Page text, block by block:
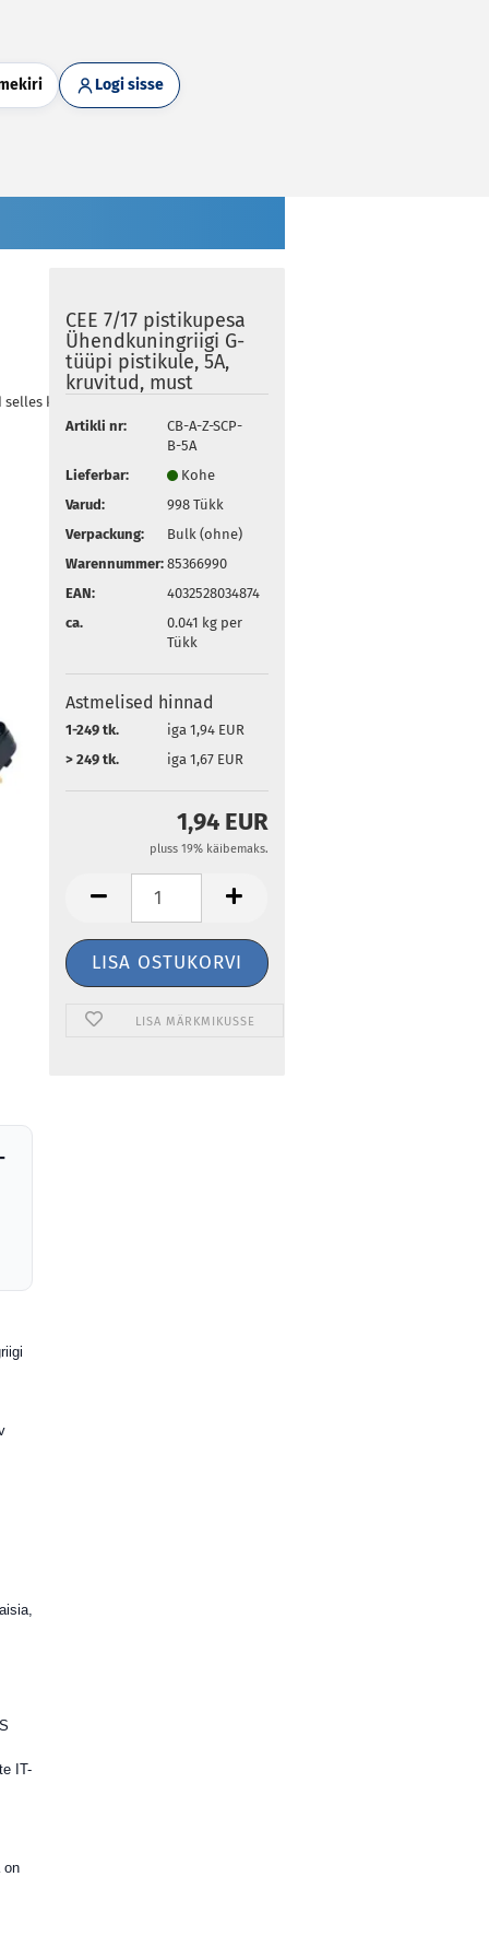
Logi sisse
kategoorias
CEE 7/17 pistikupesa
Ühendkuningriigi G-
tüüpi pistikule, 5A,
kruvitud, must
Artikli nr:
CB-A-Z-SCP-
B-5A
Lieferbar:
Kohe
Varud:
998 Tükk
Verpackung:
Bulk (ohne)
Warennummer: 85366990
EAN:
4032528034874
ca.
0.041 kg per
Tükk
Astmelised hinnad
1-249 tk.
iga 1,94 EUR
> 249 tk.
iga 1,67 EUR
1,94 EUR
pluss 19% käibemaks.
LISA MÄRKMIKUSSE
IT-
on